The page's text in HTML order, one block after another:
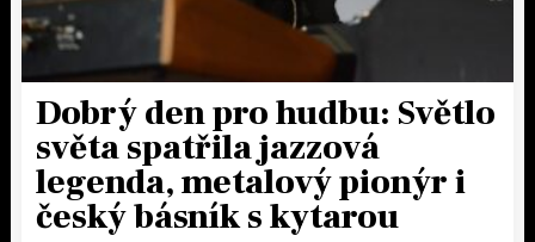
TRENDY
MIX
OSTATNÍ
Dobrý den pro hudbu: Světlo
světa spatřila jazzová
legenda, metalový pionýr i
český básník s kytarou